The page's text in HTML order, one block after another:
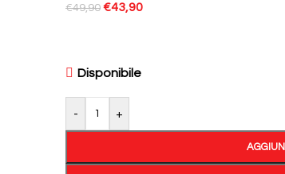
€49,90 €43,90
Disponibile
- +